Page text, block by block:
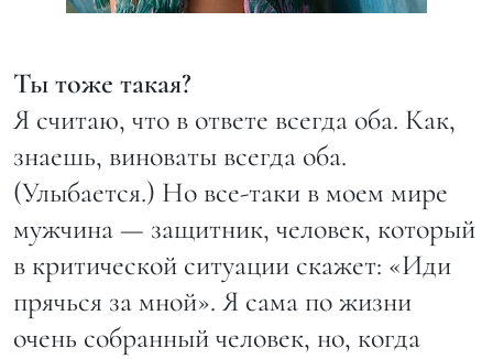
Ты тоже такая?
Я считаю, что в ответе всегда оба. Как,
знаешь, виноваты всегда оба.
(Улыбается.) Но все-таки в моем мире
мужчина — защитник, человек, который
в критической ситуации скажет: «Иди
прячься за мной». Я сама по жизни
очень собранный человек, но, когда